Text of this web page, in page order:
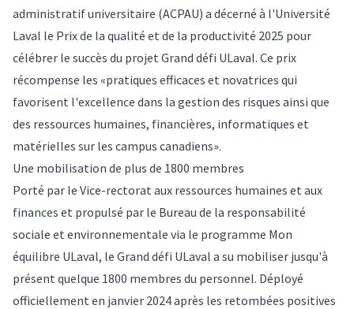
administratif universitaire (ACPAU) a décerné à l'Université
Laval le Prix de la qualité et de la productivité 2025 pour
célébrer le succès du projet Grand défi ULaval. Ce prix
récompense les «pratiques efficaces et novatrices qui
favorisent l'excellence dans la gestion des risques ainsi que
des ressources humaines, financières, informatiques et
matérielles sur les campus canadiens».
Une mobilisation de plus de 1800 membres
Porté par le Vice-rectorat aux ressources humaines et aux
finances et propulsé par le Bureau de la responsabilité
sociale et environnementale via le programme Mon
équilibre ULaval, le Grand défi ULaval a su mobiliser jusqu'à
présent quelque 1800 membres du personnel. Déployé
officiellement en janvier 2024 après les retombées positives